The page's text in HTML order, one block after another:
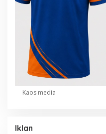
Kaos media
Iklan